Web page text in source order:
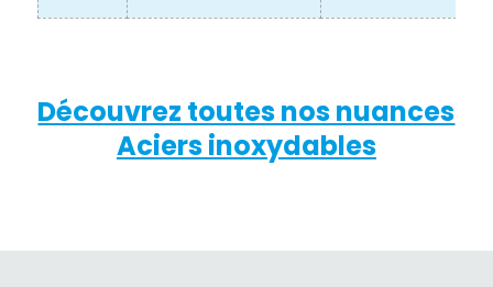
Découvrez toutes nos nuances
Aciers inoxydables